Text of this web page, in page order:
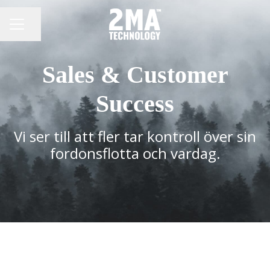
Sales & Customer
Success
Vi ser till att fler tar kontroll över sin
fordonsflotta och vardag.